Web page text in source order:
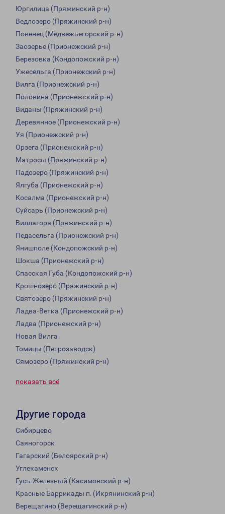
Юргилица (Пряжинский р-н)
Ведлозеро (Пряжинский р-н)
Повенец (Медвежьегорский р-н)
Заозерье (Прионежский р-н)
Березовка (Кондопожский р-н)
Ужесельга (Прионежский р-н)
Вилга (Прионежский р-н)
Половина (Прионежский р-н)
Виданы (Пряжинский р-н)
Деревянное (Прионежский р-н)
Уя (Прионежский р-н)
Орзега (Прионежский р-н)
Матросы (Пряжинский р-н)
Падозеро (Пряжинский р-н)
Ялгуба (Прионежский р-н)
Косалма (Прионежский р-н)
Суйсарь (Прионежский р-н)
Виллагора (Пряжинский р-н)
Педасельга (Прионежский р-н)
Янишполе (Кондопожский р-н)
Шокша (Прионежский р-н)
Спасская Губа (Кондопожский р-н)
Крошнозеро (Пряжинский р-н)
Святозеро (Пряжинский р-н)
Ладва-Ветка (Прионежский р-н)
Ладва (Прионежский р-н)
Новая Вилга
Томицы (Петрозаводск)
Сямозеро (Пряжинский р-н)
показать всё
Другие города
Сибирцево
Саяногорск
Гагарский (Белоярский р-н)
Углекаменск
Гусь-Железный (Касимовский р-н)
Красные Баррикады п. (Икрянинский р-н)
Верещагино (Верещагинский р-н)